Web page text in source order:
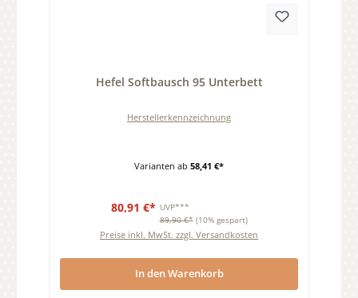
Hefel Softbausch 95 Unterbett
Herstellerkennzeichnung
Varianten ab 58,41 €*
80,91 €* UVP***
89,90 €* (10% gespart)
Preise inkl. MwSt. zzgl. Versandkosten
In den Warenkorb